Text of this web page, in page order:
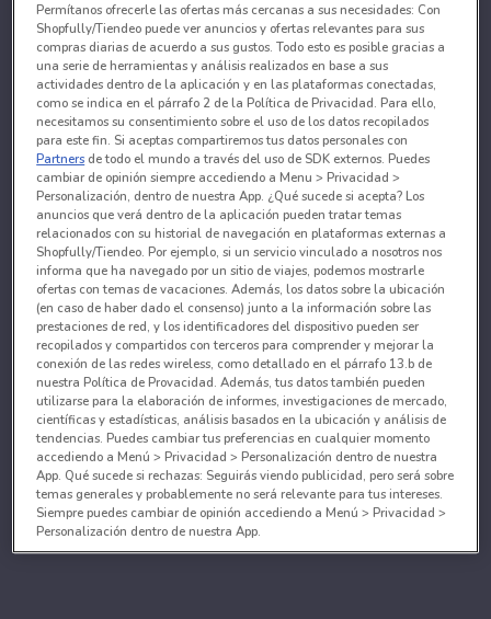
Permítanos ofrecerle las ofertas más cercanas a sus necesidades: Con
Shopfully/Tiendeo puede ver anuncios y ofertas relevantes para sus
compras diarias de acuerdo a sus gustos. Todo esto es posible gracias a
una serie de herramientas y análisis realizados en base a sus
actividades dentro de la aplicación y en las plataformas conectadas,
como se indica en el párrafo 2 de la Política de Privacidad. Para ello,
necesitamos su consentimiento sobre el uso de los datos recopilados
para este fin. Si aceptas compartiremos tus datos personales con
Partners de todo el mundo a través del uso de SDK externos. Puedes
cambiar de opinión siempre accediendo a Menu > Privacidad >
Personalización, dentro de nuestra App. ¿Qué sucede si acepta? Los
anuncios que verá dentro de la aplicación pueden tratar temas
relacionados con su historial de navegación en plataformas externas a
Shopfully/Tiendeo. Por ejemplo, si un servicio vinculado a nosotros nos
informa que ha navegado por un sitio de viajes, podemos mostrarle
ofertas con temas de vacaciones. Además, los datos sobre la ubicación
(en caso de haber dado el consenso) junto a la información sobre las
prestaciones de red, y los identificadores del dispositivo pueden ser
recopilados y compartidos con terceros para comprender y mejorar la
conexión de las redes wireless, como detallado en el párrafo 13.b de
nuestra Política de Provacidad. Además, tus datos también pueden
utilizarse para la elaboración de informes, investigaciones de mercado,
científicas y estadísticas, análisis basados en la ubicación y análisis de
tendencias. Puedes cambiar tus preferencias en cualquier momento
accediendo a Menú > Privacidad > Personalización dentro de nuestra
App. Qué sucede si rechazas: Seguirás viendo publicidad, pero será sobre
temas generales y probablemente no será relevante para tus intereses.
Siempre puedes cambiar de opinión accediendo a Menú > Privacidad >
Personalización dentro de nuestra App.